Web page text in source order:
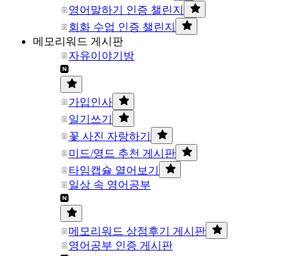
영어말하기 인증 챌린지
회화 수업 인증 챌린지
메모리워드 게시판
자유이야기방
가입인사
일기쓰기
꽃 사진 자랑하기
미드/영드 추천 게시판
타임캡슐 열어보기
일상 속 영어공부
메모리워드 상점후기 게시판
영어공부 인증 게시판